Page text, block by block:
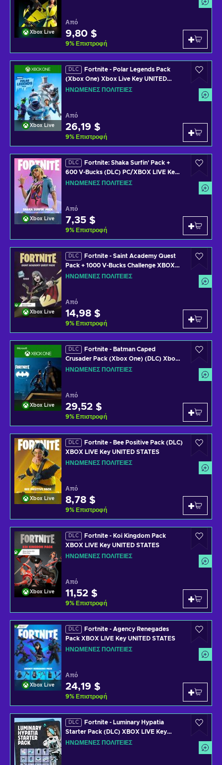
Xbox Live
Από
9,80 $
9% Επιστροφή
Xbox Live
DLC
Fortnite - Polar Legends Pack
(Xbox One) Xbox Live Key UNITED
STATES
ΗΝΩΜΈΝΕΣ ΠΟΛΙΤΕΊΕΣ
Από
26,19 $
9% Επιστροφή
Xbox Live
DLC
Fortnite: Shaka Surfin' Pack +
600 V-Bucks (DLC) PC/XBOX LIVE Key
UNITED STATES
ΗΝΩΜΈΝΕΣ ΠΟΛΙΤΕΊΕΣ
Από
7,35 $
9% Επιστροφή
Xbox Live
DLC
Fortnite - Saint Academy Quest
Pack + 1000 V-Bucks Challenge XBOX
LIVE Key UNITED STATES
ΗΝΩΜΈΝΕΣ ΠΟΛΙΤΕΊΕΣ
Από
14,98 $
9% Επιστροφή
Xbox Live
DLC
Fortnite - Batman Caped
Crusader Pack (Xbox One) (DLC) Xbox
Live Key UNITED STATES
ΗΝΩΜΈΝΕΣ ΠΟΛΙΤΕΊΕΣ
Από
29,52 $
9% Επιστροφή
Xbox Live
DLC
Fortnite - Bee Positive Pack (DLC)
XBOX LIVE Key UNITED STATES
ΗΝΩΜΈΝΕΣ ΠΟΛΙΤΕΊΕΣ
Από
8,78 $
9% Επιστροφή
Xbox Live
DLC
Fortnite - Koi Kingdom Pack
XBOX LIVE Key UNITED STATES
ΗΝΩΜΈΝΕΣ ΠΟΛΙΤΕΊΕΣ
Από
11,52 $
9% Επιστροφή
Xbox Live
DLC
Fortnite - Agency Renegades
Pack XBOX LIVE Key UNITED STATES
ΗΝΩΜΈΝΕΣ ΠΟΛΙΤΕΊΕΣ
Από
24,19 $
9% Επιστροφή
DLC
Fortnite - Luminary Hypatia
Starter Pack (DLC) XBOX LIVE Key
UNITED STATES
ΗΝΩΜΈΝΕΣ ΠΟΛΙΤΕΊΕΣ